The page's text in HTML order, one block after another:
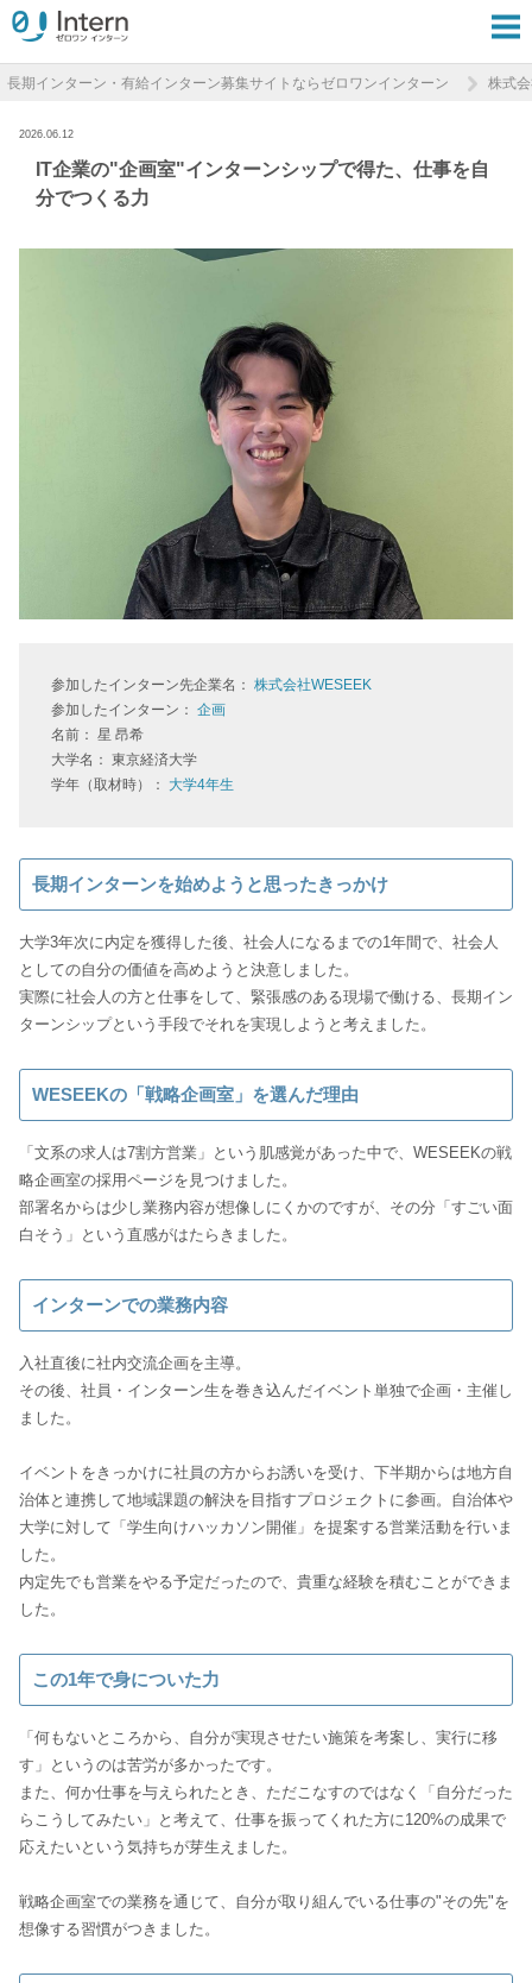
長期インターン・有給インターン募集サイトならゼロワンインターン 株式
2026.06.12
IT企業の"企画室"インターンシップで得た、仕事を自
分でつくる力
参加したインターン先企業名： 株式会社WESEEK
参加したインターン： 企画
名前： 星 昂希
大学名： 東京経済大学
学年（取材時）： 大学4年生
長期インターンを始めようと思ったきっかけ
大学3年次に内定を獲得した後、社会人になるまでの1年間で、社会人
としての自分の価値を高めようと決意しました。
実際に社会人の方と仕事をして、緊張感のある現場で働ける、長期イン
ターンシップという手段でそれを実現しようと考えました。
WESEEKの「戦略企画室」を選んだ理由
「文系の求人は7割方営業」という肌感覚があった中で、WESEEKの戦
略企画室の採用ページを見つけました。
部署名からは少し業務内容が想像しにくかのですが、その分「すごい面
白そう」という直感がはたらきました。
インターンでの業務内容
入社直後に社内交流企画を主導。
その後、社員・インターン生を巻き込んだイベント単独で企画・主催し
ました。
イベントをきっかけに社員の方からお誘いを受け、下半期からは地方自
治体と連携して地域課題の解決を目指すプロジェクトに参画。自治体や
大学に対して「学生向けハッカソン開催」を提案する営業活動を行いま
した。
内定先でも営業をやる予定だったので、貴重な経験を積むことができま
した。
この1年で身についた力
「何もないところから、自分が実現させたい施策を考案し、実行に移
す」というのは苦労が多かったです。
また、何か仕事を与えられたとき、ただこなすのではなく「自分だった
らこうしてみたい」と考えて、仕事を振ってくれた方に120%の成果で
応えたいという気持ちが芽生えました。
戦略企画室での業務を通じて、自分が取り組んでいる仕事の"その先"を
想像する習慣がつきました。